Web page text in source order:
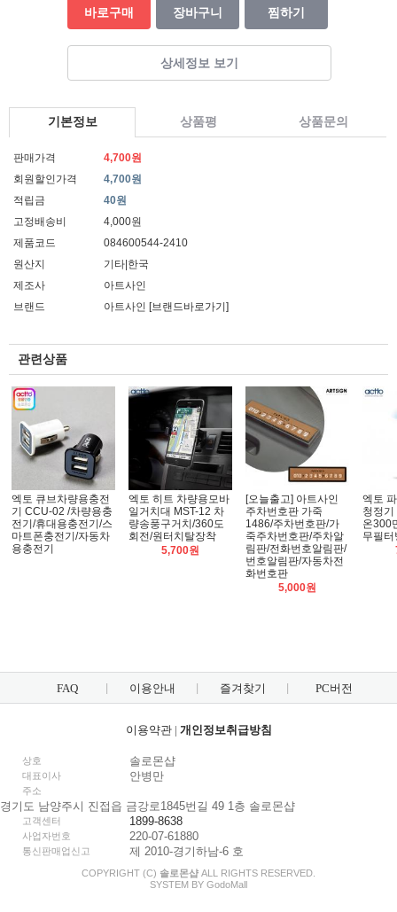
바로구매 장바구니 찜하기
상세정보 보기
기본정보 상품평 상품문의
판매가격
4,700원
회원할인가격
4,700원
적립금
40원
고정배송비
4,000원
제품코드
084600544-2410
원산지
기타|한국
제조사
아트사인
브랜드
아트사인 [브랜드바로가기]
관련상품
엑토 큐브차량용충전
기 CCU-02 /차량용충
전기/휴대용충전기/스
마트폰충전기/자동차
용충전기
엑토 히트 차량용모바
일거치대 MST-12 차
량송풍구거치/360도
회전/원터치탈장착
5,700원
[오늘출고] 아트사인
주차번호판 가죽
1486/주차번호판/가
죽주차번호판/주차알
림판/전화번호알림판/
번호알림판/자동차전
화번호판
5,000원
엑토
청정
온300
무필터
FAQ 이용안내 즐겨찾기 PC버전
이용약관| 개인정보취급방침
상호 솔로몬샵
대표이사 안병만
주소
경기도 남양주시 진접읍 금강로1845번길 49 1층 솔로몬샵
고객센터 1899-8638
사업자번호 220-07-61880
통신판매업신고 제 2010-경기하남-6 호
COPYRIGHT (C) 솔로몬샵 ALL RIGHTS RESERVED.
SYSTEM BY GodoMall